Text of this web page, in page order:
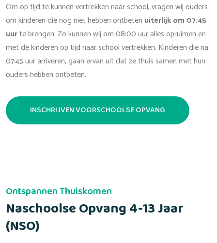
Om op tijd te kunnen vertrekken naar school, vragen wij ouders
om kinderen die nog niet hebben ontbeten uiterlijk om 07:45
uurte brengen. Zo kunnen wij om 08:00 uur alles opruimen en
met de kinderen op tijd naar school vertrekken. Kinderen die na
07:45 uur arriveren, gaan ervan uit dat ze thuis samen met hun
ouders hebben ontbeten.
INSCHRIJVEN VOORSCHOOLSE OPVANG
Ontspannen Thuiskomen
Naschoolse Opvang 4-13 Jaar
(NSO)